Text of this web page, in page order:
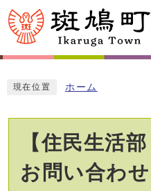
現在位置 ホーム
【住民生活
お問い合わせ